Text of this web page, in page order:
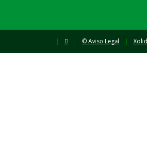
| | © Aviso Legal |